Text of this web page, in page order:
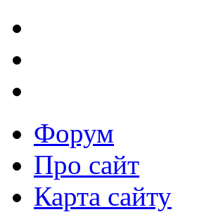
Форум
Про сайт
Карта сайту